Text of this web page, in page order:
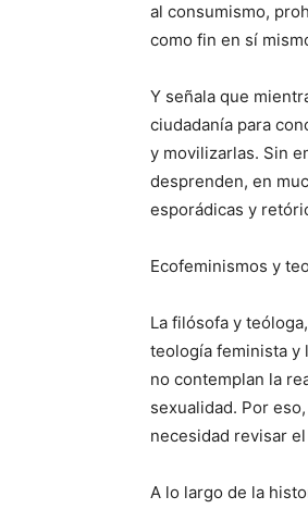
al consumismo,
como fin en sí
Y señala que
ciudadanía para
y movilizarlas. Sin
desprenden, en
esporádicas y
Ecofeminismos y
La filósofa y
teología feminista y
no contemplan la
sexualidad. Por
necesidad revisar
A lo largo de la